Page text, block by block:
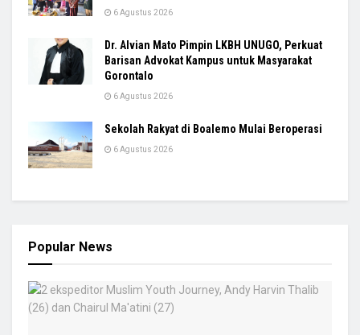
6 Agustus 2026
Dr. Alvian Mato Pimpin LKBH UNUGO, Perkuat
Barisan Advokat Kampus untuk Masyarakat
Gorontalo
6 Agustus 2026
Sekolah Rakyat di Boalemo Mulai Beroperasi
6 Agustus 2026
Popular News